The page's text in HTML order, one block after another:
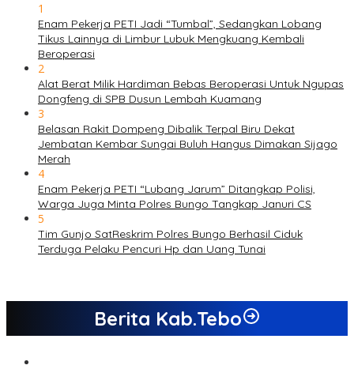
1
Enam Pekerja PETI Jadi “Tumbal”, Sedangkan Lobang
Tikus Lainnya di Limbur Lubuk Mengkuang Kembali
Beroperasi
2
Alat Berat Milik Hardiman Bebas Beroperasi Untuk Ngupas
Dongfeng di SPB Dusun Lembah Kuamang
3
Belasan Rakit Dompeng Dibalik Terpal Biru Dekat
Jembatan Kembar Sungai Buluh Hangus Dimakan Sijago
Merah
4
Enam Pekerja PETI “Lubang Jarum” Ditangkap Polisi,
Warga Juga Minta Polres Bungo Tangkap Januri CS
5
Tim Gunjo SatReskrim Polres Bungo Berhasil Ciduk
Terduga Pelaku Pencuri Hp dan Uang Tunai
Berita Kab.Tebo